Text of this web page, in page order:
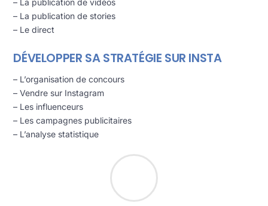
– La publication de stories
– Le direct
DÉVELOPPER SA STRATÉGIE SUR INSTA
– L’organisation de concours
– Vendre sur Instagram
– Les influenceurs
– Les campagnes publicitaires
– L’analyse statistique